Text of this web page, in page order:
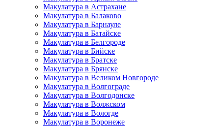
Макулатура в Астрахане
Макулатура в Балаково
Макулатура в Барнауле
Макулатура в Батайске
Макулатура в Белгороде
Макулатура в Бийске
Макулатура в Братске
Макулатура в Брянске
Макулатура в Великом Новгороде
Макулатура в Волгограде
Макулатура в Волгодонске
Макулатура в Волжском
Макулатура в Вологде
Макулатура в Воронеже